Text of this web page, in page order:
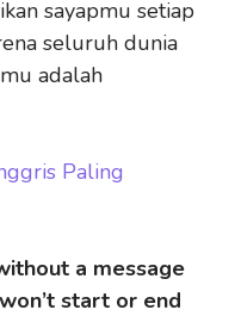
sayapmu setiap
seluruh dunia
adalah
Paling
a message
start or end